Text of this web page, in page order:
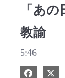
「あ
教諭
5:46
Facebook
X